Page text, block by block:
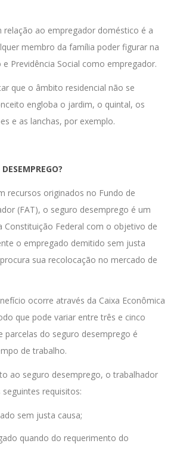
relação ao empregador doméstico é a
membro da família poder figurar na
e Previdência Social como empregador.
que o âmbito residencial não se
engloba o jardim, o quintal, os
e as lanchas, por exemplo.
recursos originados no Fundo de
(FAT), o seguro desemprego é um
Constituição Federal com o objetivo de
o empregado demitido sem justa
sua recolocação no mercado de
ocorre através da Caixa Econômica
que pode variar entre três e cinco
parcelas do seguro desemprego é
de trabalho.
ao seguro desemprego, o trabalhador
requisitos:
sem justa causa;
quando do requerimento do